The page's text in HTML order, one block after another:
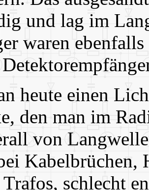
und lag im
waren
heute einen
den man im
von
Kabelbrüchen,
schlecht